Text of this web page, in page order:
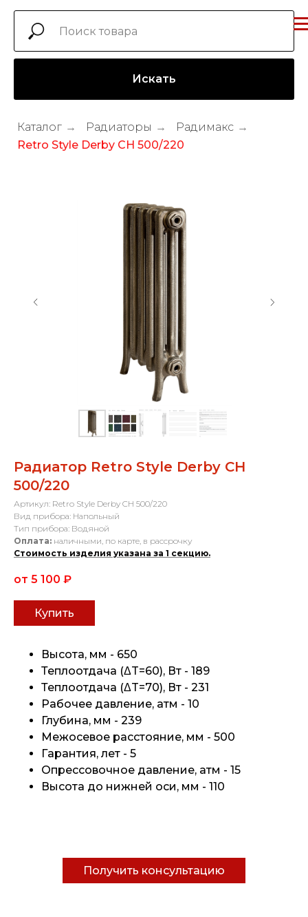
Искать
Каталог → Радиаторы → Радимакс →
Retro Style Derby CH 500/220
Радиатор Retro Style Derby CH
500/220
Артикул: Retro Style Derby CH 500/220
Вид прибора: Напольный
Тип прибора: Водяной
Оплата: наличными, по карте, в рассрочку
Стоимость изделия указана за 1 секцию.
от 5 100 ₽
Купить
Высота, мм - 650
Теплоотдача (ΔT=60), Вт - 189
Теплоотдача (ΔT=70), Вт - 231
Рабочее давление, атм - 10
Глубина, мм - 239
Межосевое расстояние, мм - 500
Гарантия, лет - 5
Опрессовочное давление, атм - 15
Высота до нижней оси, мм - 110
Получить консультацию